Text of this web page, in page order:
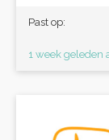
Past op:
1 week geleden